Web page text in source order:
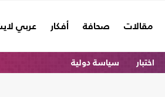
مقالات صحافة أفكار عربي
اختبار سياسة دولية